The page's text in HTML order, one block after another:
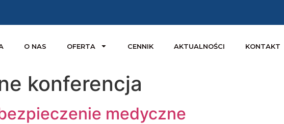
O NAS OFERTA CENNIK AKTUALNOŚCI KONTAKT
konferencja
medyczne